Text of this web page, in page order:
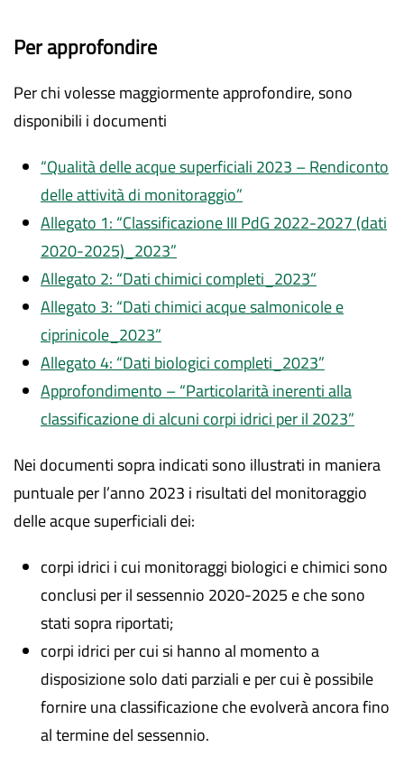
Per approfondire
Per chi volesse maggiormente approfondire, sono
disponibili i documenti
“Qualità delle acque superficiali 2023 – Rendiconto
delle attività di monitoraggio”
Allegato 1: “Classificazione III PdG 2022-2027 (dati
2020-2025)_2023”
Allegato 2: “Dati chimici completi_2023”
Allegato 3: “Dati chimici acque salmonicole e
ciprinicole_2023”
Allegato 4: “Dati biologici completi_2023”
Approfondimento – “Particolarità inerenti alla
classificazione di alcuni corpi idrici per il 2023”
Nei documenti sopra indicati sono illustrati in maniera
puntuale per l’anno 2023 i risultati del monitoraggio
delle acque superficiali dei:
corpi idrici i cui monitoraggi biologici e chimici sono
conclusi per il sessennio 2020-2025 e che sono
stati sopra riportati;
corpi idrici per cui si hanno al momento a
disposizione solo dati parziali e per cui è possibile
fornire una classificazione che evolverà ancora fino
al termine del sessennio.